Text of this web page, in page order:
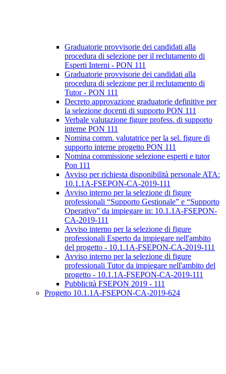
Graduatorie provvisorie dei candidati alla
procedura di selezione per il reclutamento di
Esperti Interni - PON 111
Graduatorie provvisorie dei candidati alla
procedura di selezione per il reclutamento di
Tutor - PON 111
Decreto approvazione graduatorie definitive per
la selezione docenti di supporto PON 111
Verbale valutazione figure profess. di supporto
interne PON 111
Nomina comm. valutatrice per la sel. figure di
supporto interne progetto PON 111
Nomina commissione selezione esperti e tutor
Pon 111
Avviso per richiesta disponibilità personale ATA:
10.1.1A-FSEPON-CA-2019-111
Avviso interno per la selezione di figure
professionali “Supporto Gestionale” e “Supporto
Operativo” da impiegare in: 10.1.1A-FSEPON-
CA-2019-111
Avviso interno per la selezione di figure
professionali Esperto da impiegare nell'ambito
del progetto - 10.1.1A-FSEPON-CA-2019-111
Avviso interno per la selezione di figure
professionali Tutor da impiegare nell'ambito del
progetto - 10.1.1A-FSEPON-CA-2019-111
Pubblicità FSEPON 2019 - 111
Progetto 10.1.1A-FSEPON-CA-2019-624